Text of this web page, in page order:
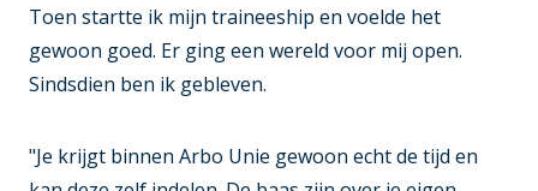
Toen startte ik mijn traineeship en voelde het
gewoon goed. Er ging een wereld voor mij open.
Sindsdien ben ik gebleven.
"Je krijgt binnen Arbo Unie gewoon echt de tijd en